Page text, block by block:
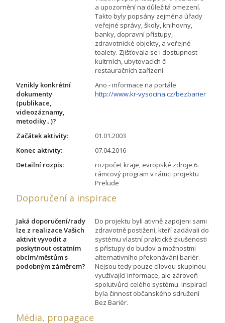
a upozornění na důležitá omezení.
Takto byly popsány zejména úřady
veřejné správy, školy, knihovny,
banky, dopravní přístupy,
zdravotnické objekty, a veřejné
toalety. Zjišťovala se i dostupnost
kultrních, ubytovacích či
restauračních zařízení
Vznikly konkrétní
dokumenty
(publikace,
videozáznamy,
metodiky.. )?
Ano - informace na portále
http://www.kr-vysocina.cz/bezbarier
Začátek aktivity:
01.01.2003
Konec aktivity:
07.04.2016
Detailní rozpis:
rozpočet kraje, evropské zdroje 6.
rámcový program v rámci projektu
Prelude
Doporučení a inspirace
Jaká doporučení/rady
lze z realizace Vašich
aktivit vyvodit a
poskytnout ostatním
obcím/městům s
podobným záměrem?
Do projektu byli ativně zapojeni sami
zdravotně postižení, kteří zadávali do
systému vlastní praktické zkušenosti
s přístupy do budov a možnostmi
alternativního překonávání bariér.
Nejsou tedy pouze cílovou skupinou
využívající informace, ale zároveň
spolutvůrci celého systému. Inspirací
byla činnost občanského sdružení
Bez Bariér.
Média, propagace